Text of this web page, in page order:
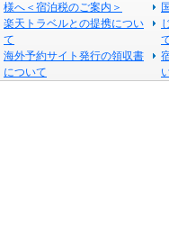
様へ＜宿泊税のご案内＞
楽天トラベルとの提携につい
て
海外予約サイト発行の領収書
について